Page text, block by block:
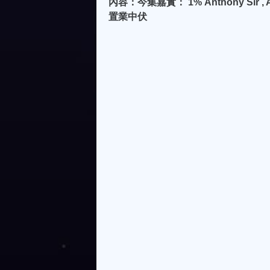
內容：今集嘉實： 1% Anthony Sir ,
置業中伏